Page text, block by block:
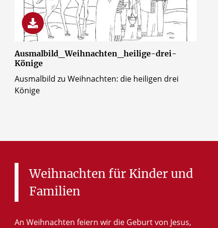
© Erzbistum Paderborn
Ausmalbild_Weihnachten_heilige-drei-
Könige
Ausmalbild zu Weihnachten: die heiligen drei
Könige
Weihnachtenfür Kinder und
Familien
An Weihnachten feiern wir die Geburt von Jesus,